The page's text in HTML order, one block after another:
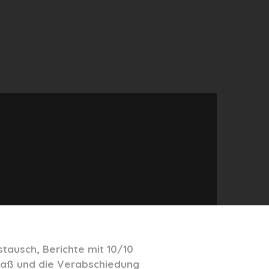
Berichte mit 10/10
und die Verabschiedung